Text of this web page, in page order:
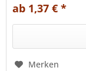
ab 1,37 € *
Merken